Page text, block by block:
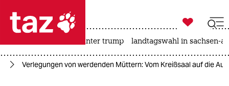
 taz zahl ich
taz zahl ich

taz zahl ich
usa unter trump landtagswahl in sachsen-
Verlegungen von werdenden Müttern: Vom Kreißsaal auf die